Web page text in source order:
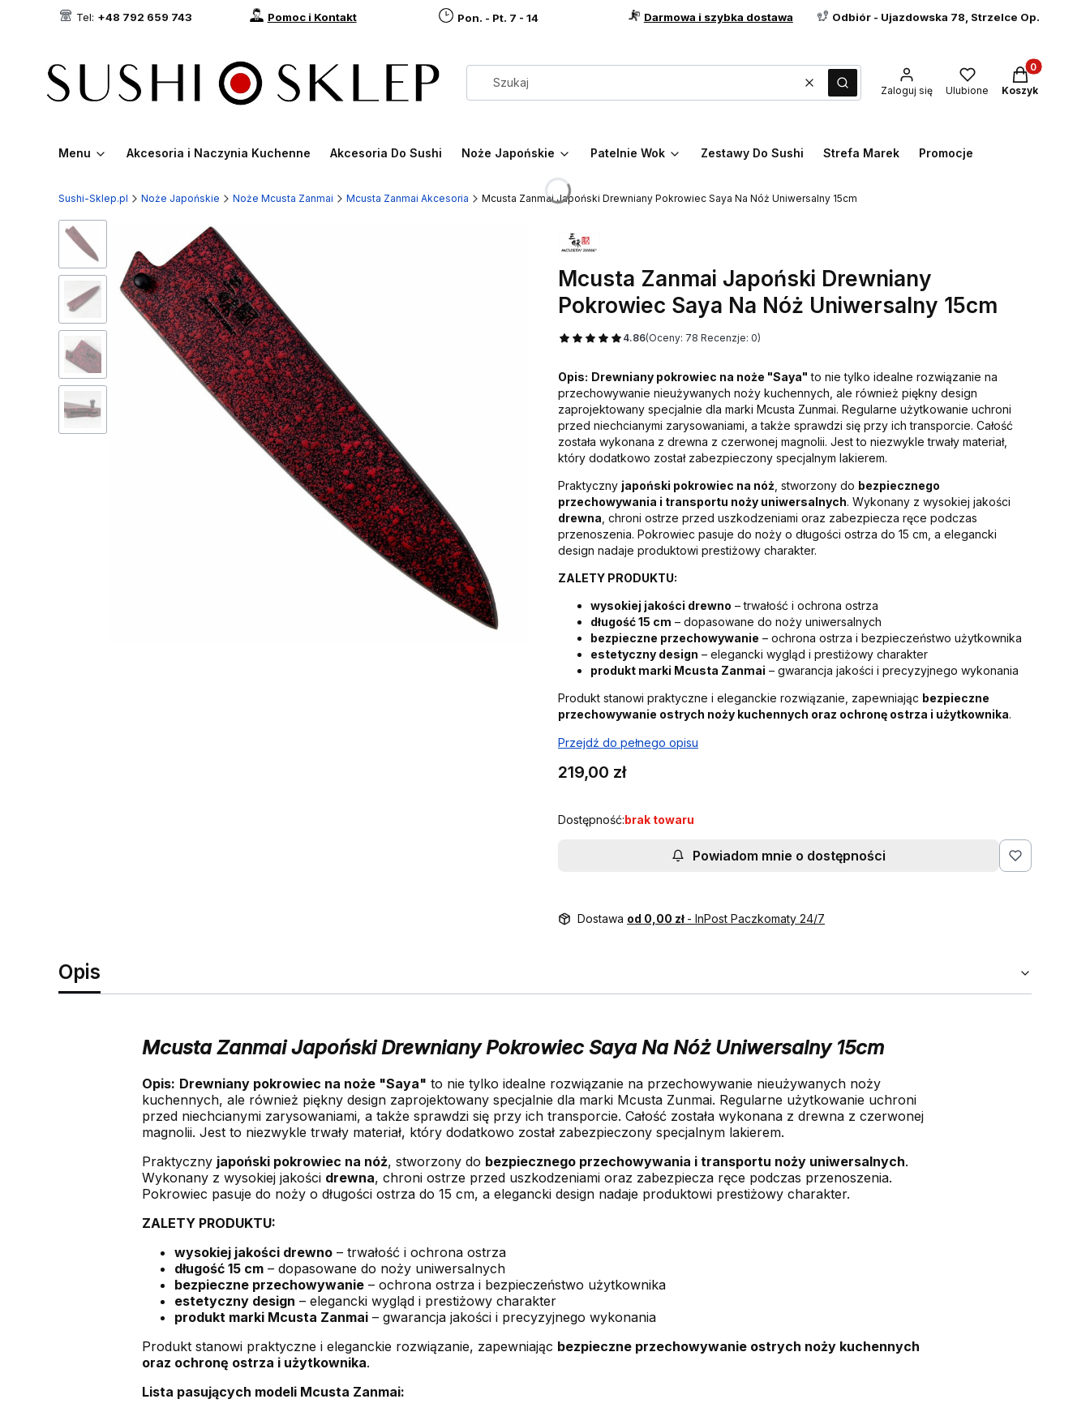
Tel: +48 792 659 743 Pomoc i Kontakt Pon. - Pt. 7 - 14 Darmowa i szybka dostawa Odbiór - Ujazdowska 78, Strzelce Op.
WyczyśćSzukaj Zaloguj się Ulubione
Produkty w
Koszyk
Menu Akcesoria i Naczynia Kuchenne Akcesoria Do Sushi Noże Japońskie Patelnie Wok Zestawy Do Sushi Strefa Marek Promocje
Sushi-Sklep.pl Noże Japońskie Noże Mcusta Zanmai Mcusta Zanmai Akcesoria Mcusta Zanmai Japoński Drewniany Pokrowiec Saya Na Nóż Uniwersalny 15cm
Mcusta Zanmai Japoński Drewniany
Pokrowiec Saya Na Nóż Uniwersalny 15cm
4.86(Oceny: 78 Recenzje: 0)
Opis: Drewniany pokrowiec na noże "Saya" to nie tylko idealne rozwiązanie na
przechowywanie nieużywanych noży kuchennych, ale również piękny design
zaprojektowany specjalnie dla marki Mcusta Zunmai. Regularne użytkowanie uchroni
przed niechcianymi zarysowaniami, a także sprawdzi się przy ich transporcie. Całość
została wykonana z drewna z czerwonej magnolii. Jest to niezwykle trwały materiał,
który dodatkowo został zabezpieczony specjalnym lakierem.
Praktyczny japoński pokrowiec na nóż , stworzony do bezpiecznego
przechowywania i transportu noży uniwersalnych. Wykonany z wysokiej jakości
drewna , chroni ostrze przed uszkodzeniami oraz zabezpiecza ręce podczas
przenoszenia. Pokrowiec pasuje do noży o długości ostrza do 15 cm, a elegancki
design nadaje produktowi prestiżowy charakter.
ZALETY PRODUKTU:
wysokiej jakości drewno – trwałość i ochrona ostrza
długość 15 cm – dopasowane do noży uniwersalnych
bezpieczne przechowywanie – ochrona ostrza i bezpieczeństwo użytkownika
estetyczny design – elegancki wygląd i prestiżowy charakter
produkt marki Mcusta Zanmai – gwarancja jakości i precyzyjnego wykonania
Produkt stanowi praktyczne i eleganckie rozwiązanie, zapewniając bezpieczne
przechowywanie ostrych noży kuchennych oraz ochronę ostrza i użytkownika.
Przejdź do pełnego opisu
Cena
219,00 zł
Dostępność:brak towaru
Powiadom mnie o dostępności
Dostawa od 0,00 zł - InPost Paczkomaty 24/7
Opis
Mcusta Zanmai Japoński Drewniany Pokrowiec Saya Na Nóż Uniwersalny 15cm
Opis: Drewniany pokrowiec na noże "Saya" to nie tylko idealne rozwiązanie na przechowywanie nieużywanych noży
kuchennych, ale również piękny design zaprojektowany specjalnie dla marki Mcusta Zunmai. Regularne użytkowanie uchroni
przed niechcianymi zarysowaniami, a także sprawdzi się przy ich transporcie. Całość została wykonana z drewna z czerwonej
magnolii. Jest to niezwykle trwały materiał, który dodatkowo został zabezpieczony specjalnym lakierem.
Praktyczny japoński pokrowiec na nóż, stworzony do bezpiecznego przechowywania i transportu noży uniwersalnych.
Wykonany z wysokiej jakości drewna, chroni ostrze przed uszkodzeniami oraz zabezpiecza ręce podczas przenoszenia.
Pokrowiec pasuje do noży o długości ostrza do 15 cm, a elegancki design nadaje produktowi prestiżowy charakter.
ZALETY PRODUKTU:
wysokiej jakości drewno– trwałość i ochrona ostrza
długość 15 cm– dopasowane do noży uniwersalnych
bezpieczne przechowywanie– ochrona ostrza i bezpieczeństwo użytkownika
estetyczny design – elegancki wygląd i prestiżowy charakter
produkt marki Mcusta Zanmai– gwarancja jakości i precyzyjnego wykonania
Produkt stanowi praktyczne i eleganckie rozwiązanie, zapewniając bezpieczne przechowywanie ostrych noży kuchennych
oraz ochronę ostrza i użytkownika.
Lista pasujących modeli Mcusta Zanmai: